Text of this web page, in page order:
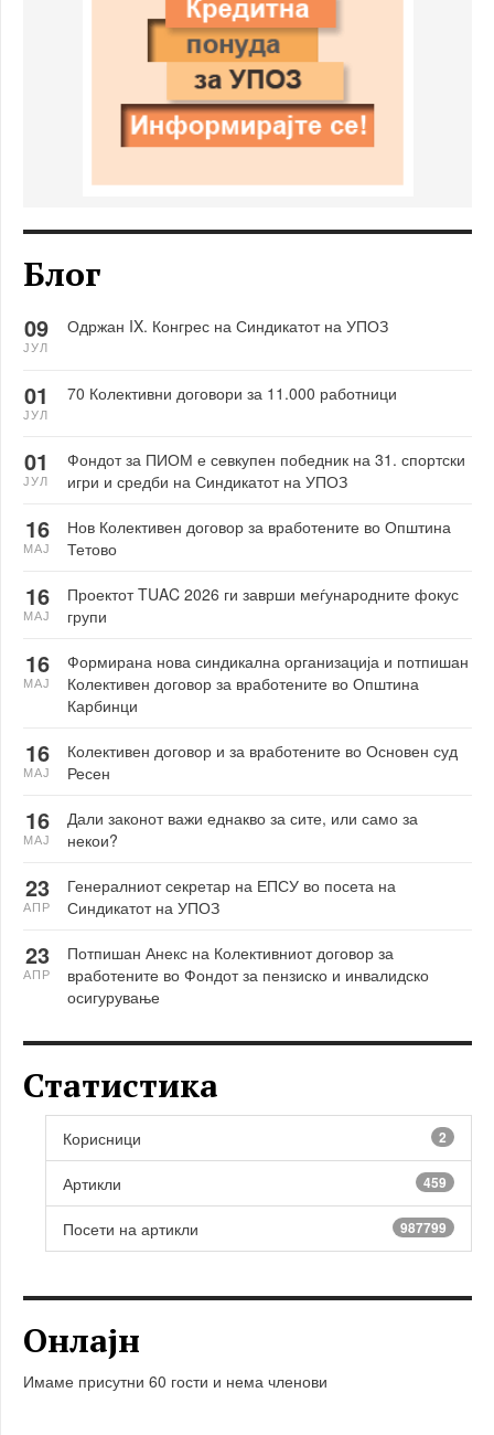
Блог
Одржан IX. Конгрес на Синдикатот на УПОЗ
09
ЈУЛ
70 Колективни договори за 11.000 работници
01
ЈУЛ
Фондот за ПИОМ е севкупен победник на 31. спортски
игри и средби на Синдикатот на УПОЗ
01
ЈУЛ
Нов Колективен договор за вработените во Општина
Тетово
16
МАЈ
Проектот TUAC 2026 ги заврши меѓународните фокус
групи
16
МАЈ
Формирана нова синдикална организација и потпишан
Колективен договор за вработените во Општина
Карбинци
16
МАЈ
Колективен договор и за вработените во Основен суд
Ресен
16
МАЈ
Дали законот важи еднакво за сите, или само за
некои?
16
МАЈ
Генералниот секретар на ЕПСУ во посета на
Синдикатот на УПОЗ
23
АПР
Потпишан Анекс на Колективниот договор за
вработените во Фондот за пензиско и инвалидско
осигурување
23
АПР
Статистика
Корисници 2
Артикли 459
Посети на артикли 987799
Онлајн
Имаме присутни 60 гости и нема членови